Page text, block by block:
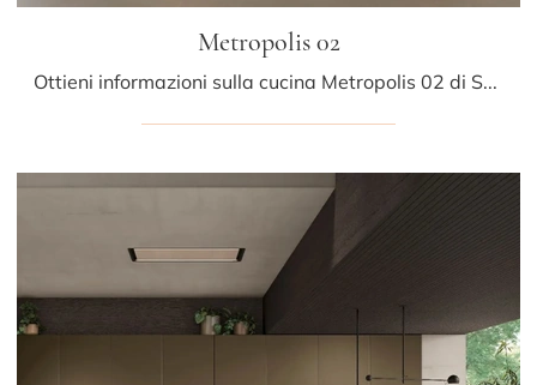
Metropolis 02
Ottieni informazioni sulla cucina Metropolis 02 di Stosa: questa soluzione in laminato sarà la scelta ideale per te!